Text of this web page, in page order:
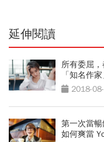
延伸閱讀
所有委屈
「知名作
2018-
第一次當
如何爽當